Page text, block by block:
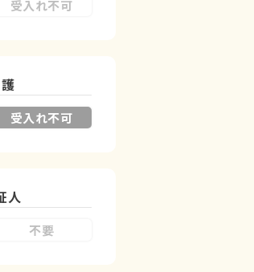
受入れ不可
受入れ不可
人
不要